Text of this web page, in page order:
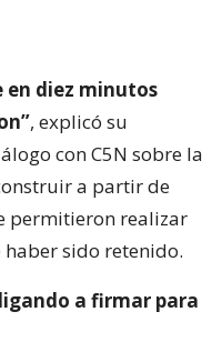
en diez minutos
, explicó su
con C5N sobre la
a partir de
permitieron realizar
sido retenido.
a firmar para